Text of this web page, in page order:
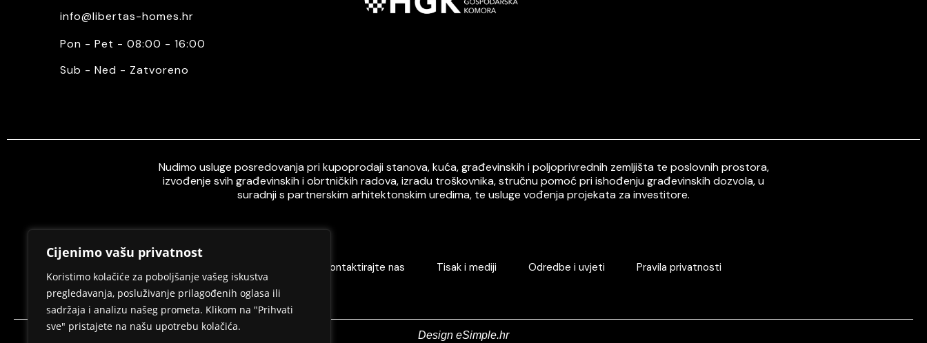
Cijenimo vašu privatnost
Koristimo kolačiće za poboljšanje vašeg iskustva
pregledavanja, posluživanje prilagođenih oglasa ili
sadržaja i analizu našeg prometa. Klikom na "Prihvati
sve" pristajete na našu upotrebu kolačića.
info@libertas-homes.hr
Pon - Pet - 08:00 - 16:00
Sub - Ned - Zatvoreno
Nudimo usluge posredovanja pri kupoprodaji stanova, kuća, građevinskih i poljoprivrednih zemljišta te poslovnih prostora,
izvođenje svih građevinskih i obrtničkih radova, izradu troškovnika, stručnu pomoć pri ishođenju građevinskih dozvola, u
suradnji s partnerskim arhitektonskim uredima, te usluge vođenja projekata za investitore.
Kontaktirajte nas Tisak i mediji Odredbe i uvjeti Pravila privatnosti
Design eSimple.hr